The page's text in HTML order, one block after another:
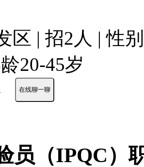
区 | 招2人 | 性
20-45岁
在线聊一聊
员（IPQC）